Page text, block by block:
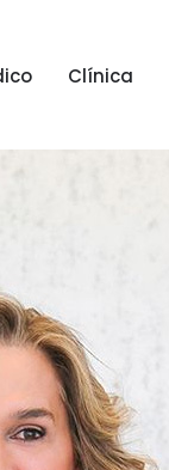
Clínica